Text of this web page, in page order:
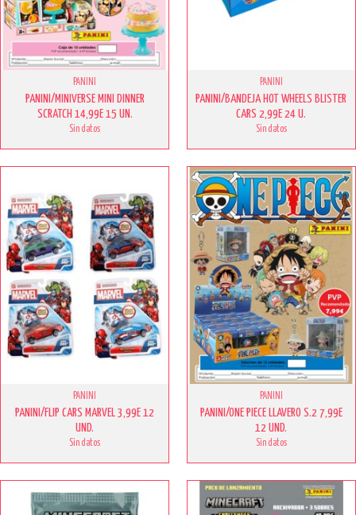
PANINI
PANINI/MINIVERSE MINI DINNER
SCRATCH 14,99E 15 UN.
Sin datos
PANINI
PANINI/BANDEJA HOT WHEELS BLISTER
CARS 2,99E 24 U.
Sin datos
PANINI
PANINI/FLIP CARS MARVEL 3,99E 12
UND.
Sin datos
PANINI
PANINI/ONE PIECE LLAVERO S.2 7,99E
12 UND.
Sin datos